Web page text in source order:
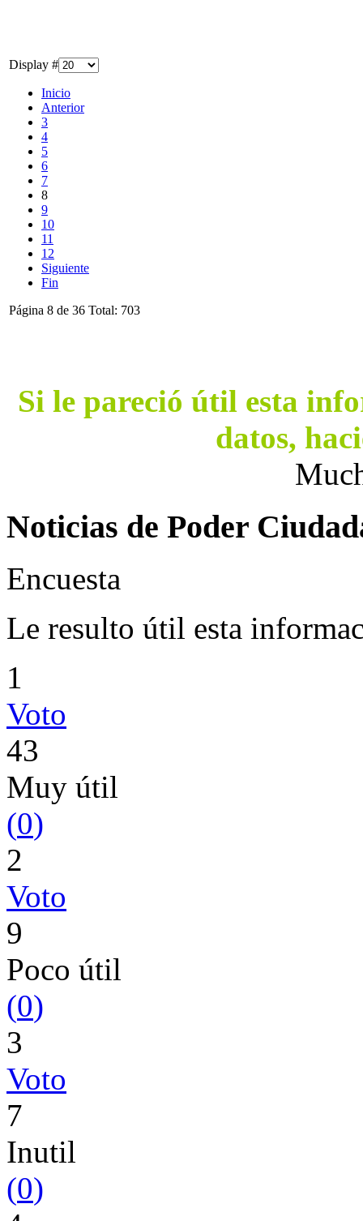
Display #
Inicio
Anterior
3
4
5
6
7
8
9
10
11
12
Siguiente
Fin
Página 8 de 36 Total: 703
Si le pareció útil esta
datos,
Noticias de Poder
Encuesta
Le resulto útil esta
1
Voto
43
Muy útil
(0)
2
Voto
9
Poco útil
(0)
3
Voto
7
Inutil
(0)